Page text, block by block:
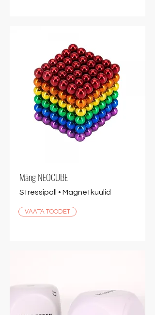
Mäng NEOCUBE
Stressipall • Magnetkuulid
VAATA TOODET